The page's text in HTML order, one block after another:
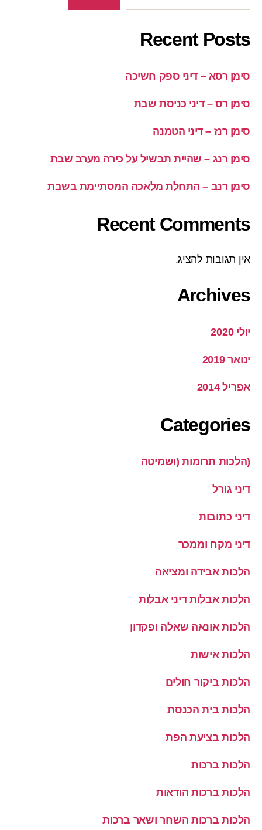
Recent Posts
סימן רסא – דיני ספק חשיכה
סימן רס – דיני כניסת שבת
סימן רנז – דיני הטמנה
סימן רנג – שהיית תבשיל על כירה מערב שבת
סימן רנב – התחלת מלאכה המסתיימת בשבת
Recent Comments
אין תגובות להציג.
Archives
יולי 2020
ינואר 2019
אפריל 2014
Categories
(הלכות תרומות (ושמיטה
דיני גורל
דיני כתובות
דיני מקח וממכר
הלכות אבידה ומציאה
הלכות אבלות דיני אבלות
הלכות אונאה שאלה ופקדון
הלכות אישות
הלכות ביקור חולים
הלכות בית הכנסת
הלכות בציעת הפת
הלכות ברכות
הלכות ברכות הודאות
הלכות ברכות השחר ושאר ברכות